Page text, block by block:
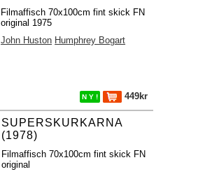
Filmaffisch 70x100cm fint skick FN
original 1975
John Huston Humphrey Bogart
N Y ! 449kr
SUPERSKURKARNA
(1978)
Filmaffisch 70x100cm fint skick FN
original